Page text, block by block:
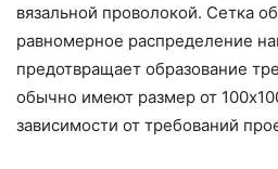
вязальной проволокой. Сетка
равномерное распределение
предотвращает образование
обычно имеют размер от
зависимости от требований